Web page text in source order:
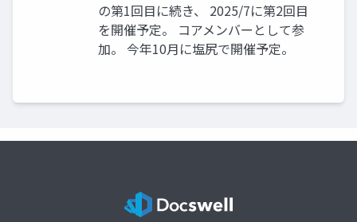
の第1回目に続き、 2025/7に第2回目
を開催予定。 コアメンバーとして参
加。 今年10月に塩尻で開催予定。